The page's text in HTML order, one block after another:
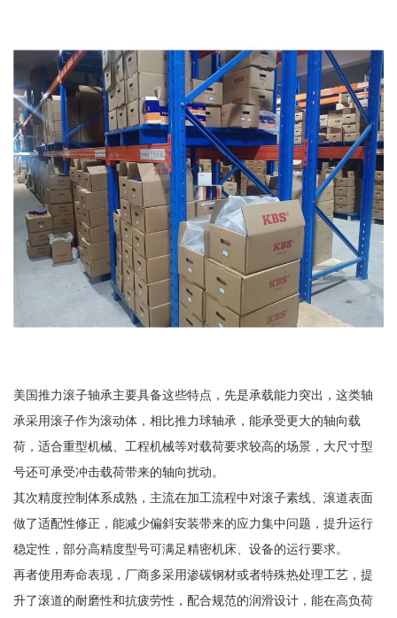
美国推力滚子轴承主要具备这些特点，先是承载能力突出，这类轴
承采用滚子作为滚动体，相比推力球轴承，能承受更大的轴向载
荷，适合重型机械、工程机械等对载荷要求较高的场景，大尺寸型
号还可承受冲击载荷带来的轴向扰动。
其次精度控制体系成熟，主流在加工流程中对滚子素线、滚道表面
做了适配性修正，能减少偏斜安装带来的应力集中问题，提升运行
稳定性，部分高精度型号可满足精密机床、设备的运行要求。
再者使用寿命表现，厂商多采用渗碳钢材或者特殊热处理工艺，提
升了滚道的耐磨性和抗疲劳性，配合规范的润滑设计，能在高负荷